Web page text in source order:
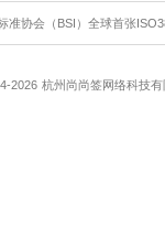
准协会（BSI）全球首张
2026 杭州尚尚签网络科技